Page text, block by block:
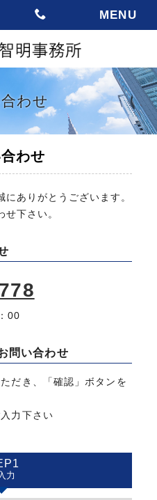
MENU
わせ
わせ
ありがとうございます。
下さい。
00
問い合わせ
だき、「確認」ボタンを
力下さい
力